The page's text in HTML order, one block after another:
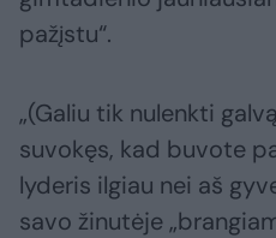
pažįstu“.
„(Galiu tik nulenkti
suvokęs, kad buvote
lyderis ilgiau nei aš
savo žinutėje